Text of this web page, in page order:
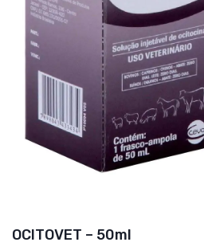
OCITOVET – 50ml